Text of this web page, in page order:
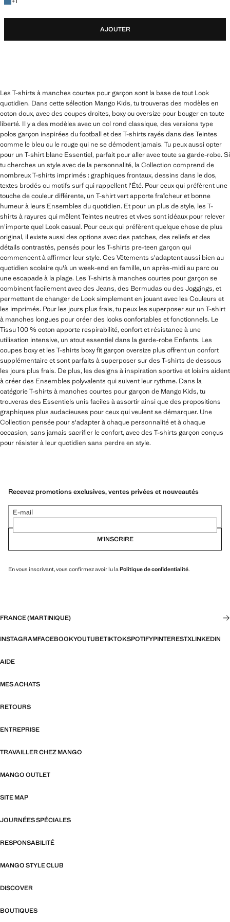
AJOUTER
Les T-shirts à manches courtes pour garçon sont la base de tout Look
quotidien. Dans cette sélection Mango Kids, tu trouveras des modèles en
coton doux, avec des coupes droites, boxy ou oversize pour bouger en toute
liberté. Il y a des modèles avec un col rond classique, des versions type
polos garçon inspirées du football et des T-shirts rayés dans des Teintes
comme le bleu ou le rouge qui ne se démodent jamais. Tu peux aussi opter
pour un T-shirt blanc Essentiel, parfait pour aller avec toute sa garde-robe. Si
tu cherches un style avec de la personnalité, la Collection comprend de
nombreux T-shirts imprimés : graphiques frontaux, dessins dans le dos,
textes brodés ou motifs surf qui rappellent l'Été. Pour ceux qui préfèrent une
touche de couleur différente, un T-shirt vert apporte fraîcheur et bonne
humeur à leurs Ensembles du quotidien. Et pour un plus de style, les T-
shirts à rayures qui mêlent Teintes neutres et vives sont idéaux pour relever
n'importe quel Look casual. Pour ceux qui préfèrent quelque chose de plus
original, il existe aussi des options avec des patches, des reliefs et des
détails contrastés, pensés pour les T-shirts pre-teen garçon qui
commencent à affirmer leur style. Ces Vêtements s'adaptent aussi bien au
quotidien scolaire qu'à un week-end en famille, un après-midi au parc ou
une escapade à la plage. Les T-shirts à manches courtes pour garçon se
combinent facilement avec des Jeans, des Bermudas ou des Joggings, et
permettent de changer de Look simplement en jouant avec les Couleurs et
les imprimés. Pour les jours plus frais, tu peux les superposer sur un T-shirt
à manches longues pour créer des looks confortables et fonctionnels. Le
Tissu 100 % coton apporte respirabilité, confort et résistance à une
utilisation intensive, un atout essentiel dans la garde-robe Enfants. Les
coupes boxy et les T-shirts boxy fit garçon oversize plus offrent un confort
supplémentaire et sont parfaits à superposer sur des T-shirts de dessous
les jours plus frais. De plus, les designs à inspiration sportive et loisirs aident
à créer des Ensembles polyvalents qui suivent leur rythme. Dans la
catégorie T-shirts à manches courtes pour garçon de Mango Kids, tu
trouveras des Essentiels unis faciles à assortir ainsi que des propositions
graphiques plus audacieuses pour ceux qui veulent se démarquer. Une
Collection pensée pour s'adapter à chaque personnalité et à chaque
occasion, sans jamais sacrifier le confort, avec des T-shirts garçon conçus
pour résister à leur quotidien sans perdre en style.
Recevez promotions exclusives, ventes privées et nouveautés
E-mail
M’INSCRIRE
En vous inscrivant, vous confirmez avoir lu la Politique de confidentialité.
FRANCE (MARTINIQUE)
INSTAGRAMFACEBOOKYOUTUBETIKTOKSPOTIFYPINTERESTXLINKEDIN
AIDE
MES ACHATS
RETOURS
ENTREPRISE
TRAVAILLER CHEZ MANGO
MANGO OUTLET
SITE MAP
JOURNÉES SPÉCIALES
RESPONSABILITÉ
MANGO STYLE CLUB
DISCOVER
BOUTIQUES